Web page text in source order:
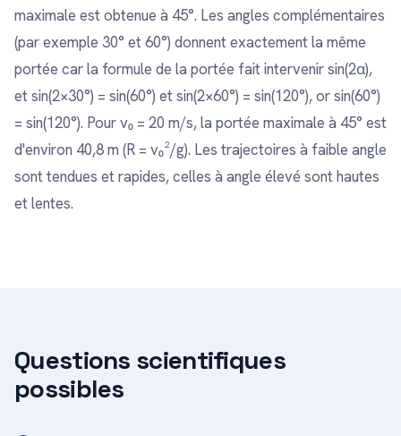
maximale est obtenue à 45°. Les angles complémentaires
(par exemple 30° et 60°) donnent exactement la même
portée car la formule de la portée fait intervenir sin(2α),
et sin(2×30°) = sin(60°) et sin(2×60°) = sin(120°), or sin(60°)
= sin(120°). Pour v₀ = 20 m/s, la portée maximale à 45° est
d'environ 40,8 m (R = v₀²/g). Les trajectoires à faible angle
sont tendues et rapides, celles à angle élevé sont hautes
et lentes.
Questions scientifiques
possibles